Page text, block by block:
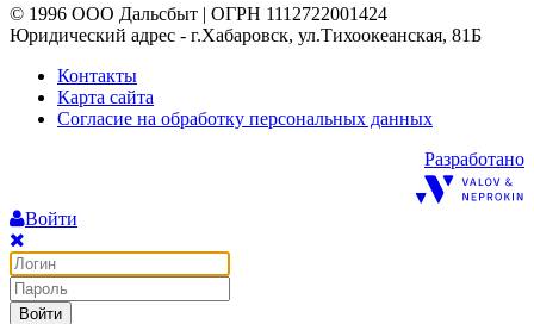
© 1996 ООО Дальсбыт | ОГРН 1112722001424
Юридический адрес - г.Хабаровск, ул.Тихоокеанская, 81Б
Контакты
Карта сайта
Согласие на обработку персональных данных
Разработано
Войти
Войти